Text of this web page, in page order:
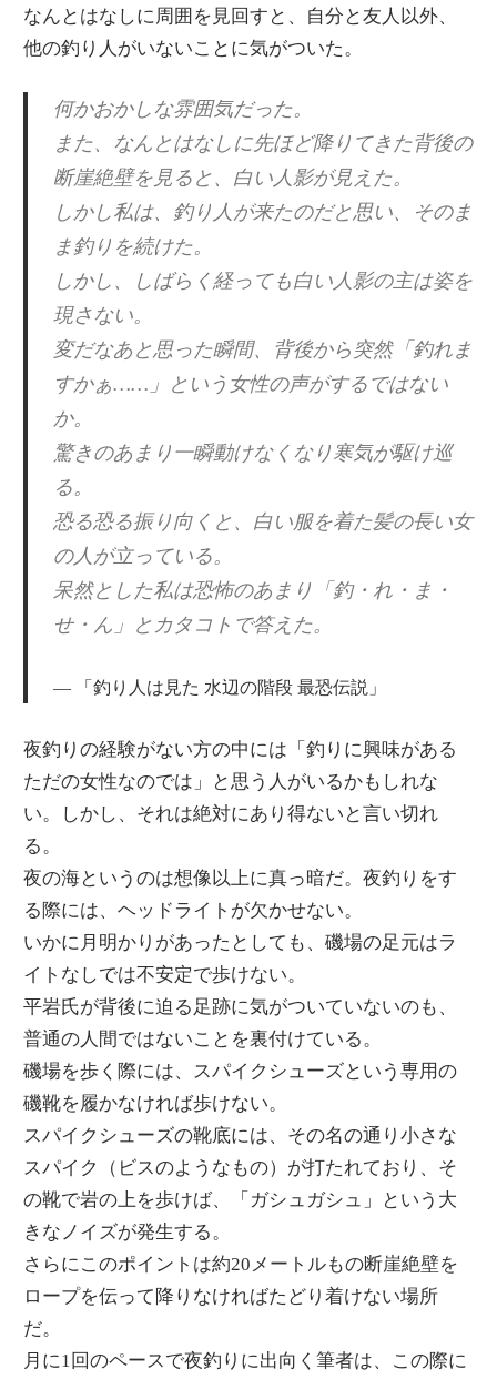
なんとはなしに周囲を見回すと、自分と友人以外、
他の釣り人がいないことに気がついた。
何かおかしな雰囲気だった。
また、なんとはなしに先ほど降りてきた背後の
断崖絶壁を見ると、白い人影が見えた。
しかし私は、釣り人が来たのだと思い、そのま
ま釣りを続けた。
しかし、しばらく経っても白い人影の主は姿を
現さない。
変だなあと思った瞬間、背後から突然「釣れま
すかぁ……」という女性の声がするではない
か。
驚きのあまり一瞬動けなくなり寒気が駆け巡
る。
恐る恐る振り向くと、白い服を着た髪の長い女
の人が立っている。
呆然とした私は恐怖のあまり「釣・れ・ま・
せ・ん」とカタコトで答えた。
「釣り人は見た 水辺の階段 最恐伝説」
夜釣りの経験がない方の中には「釣りに興味がある
ただの女性なのでは」と思う人がいるかもしれな
い。しかし、それは絶対にあり得ないと言い切れ
る。
夜の海というのは想像以上に真っ暗だ。夜釣りをす
る際には、ヘッドライトが欠かせない。
いかに月明かりがあったとしても、磯場の足元はラ
イトなしでは不安定で歩けない。
平岩氏が背後に迫る足跡に気がついていないのも、
普通の人間ではないことを裏付けている。
磯場を歩く際には、スパイクシューズという専用の
磯靴を履かなければ歩けない。
スパイクシューズの靴底には、その名の通り小さな
スパイク（ビスのようなもの）が打たれており、そ
の靴で岩の上を歩けば、「ガシュガシュ」という大
きなノイズが発生する。
さらにこのポイントは約20メートルもの断崖絶壁を
ロープを伝って降りなければたどり着けない場所
だ。
月に1回のペースで夜釣りに出向く筆者は、この際に